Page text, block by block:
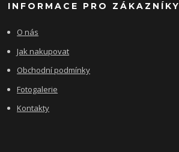
INFORMACE PRO ZÁKAZNÍKY
O nás
Jak nakupovat
Obchodní podmínky
Fotogalerie
Kontakty